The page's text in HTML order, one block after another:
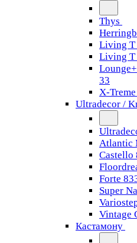
Thys
Living T
Living T
33
X-
Ultradecor /
Atlantic
Castello
Forte
Super
Vintage
Кастамону